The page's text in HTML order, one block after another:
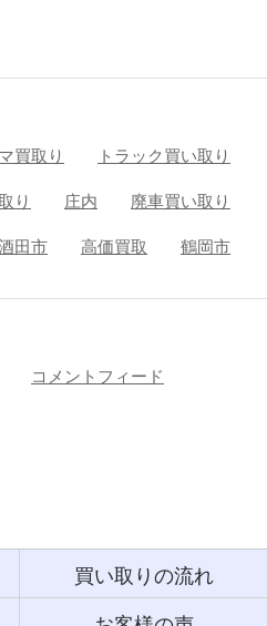
買取り トラック買い取り
り 庄内 廃車買い取り
田市 高価買取 鶴岡市
コメントフィード
買い取りの流れ